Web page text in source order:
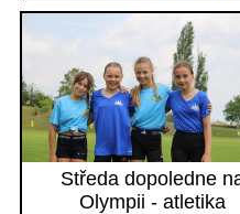
Středa dopoledne
Olympii - atletika